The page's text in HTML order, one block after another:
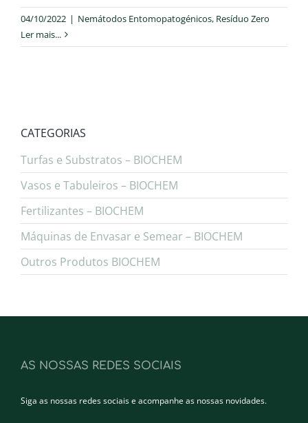
04/10/2022 | Nemátodos Entomopatogénicos, Resíduo Zero
Ler mais...
CATEGORIAS
Turfas e Substratos – BIOCHEM
Vasos e Tabuleiros – BIOCHEM
Fertilizantes – BIOCHEM
Máquinas de Envasar e Semear – BIOCHEM
Outros Produtos BIOCHEM
AS NOSSAS REDES SOCIAIS
Siga as nossas redes sociais e acompanhe as nossas novidades.